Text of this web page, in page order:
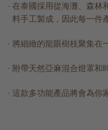
在泰國採用從海灘、森林
料手工製成，因此每一件
將細緻的龍眼樹枝聚集在
附帶天然亞麻混合燈罩和
這款多功能產品將會為你